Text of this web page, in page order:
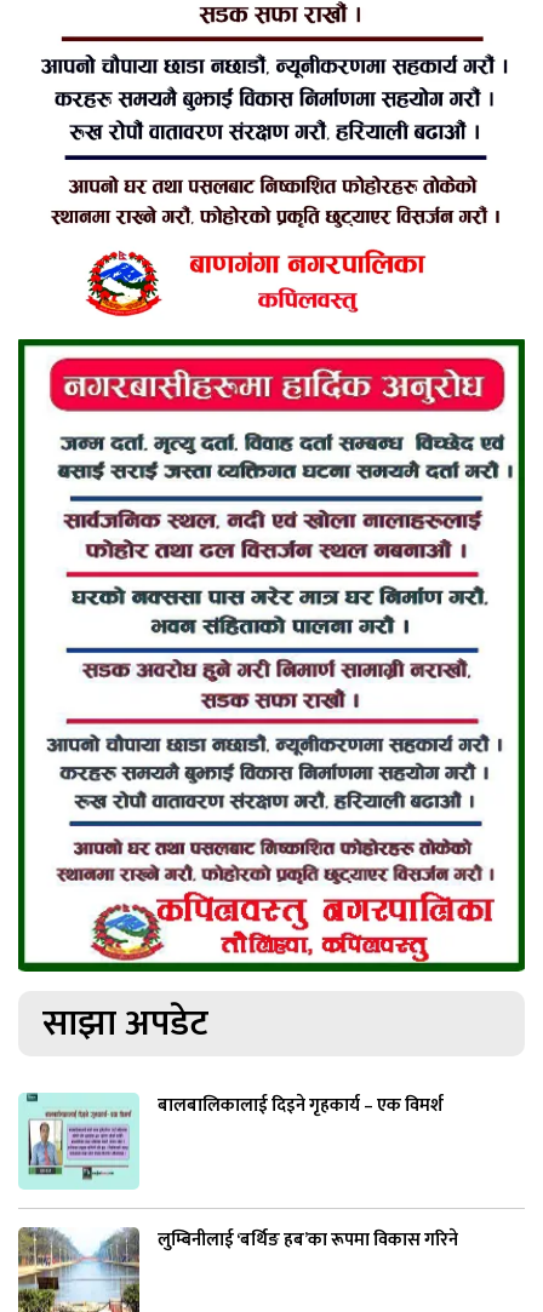
साझा अपडेट
बालबालिकालाई दिइने गृहकार्य – एक विमर्श
लुम्बिनीलाई ‘बर्थिङ हब’का रूपमा विकास गरिने